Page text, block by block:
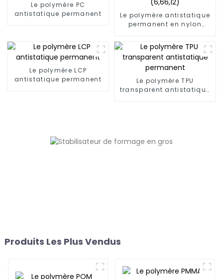
Le polymère PC
antistatique permanent
Le polymère antistatique
permanent en nylon
Le polymère LCP
antistatique permanent
Le polymère TPU
transparent antistatique
Produits Les Plus Vendus